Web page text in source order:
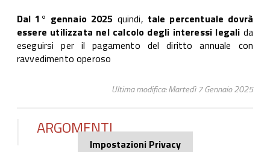
Dal 1° gennaio 2025 quindi, tale percentuale dovrà
essere utilizzata nel calcolo degli interessi legali da
eseguirsi per il pagamento del diritto annuale con
ravvedimento operoso
Ultima modifica: Martedì 7 Gennaio 2025
ARGOMENTI
Impostazioni Privacy